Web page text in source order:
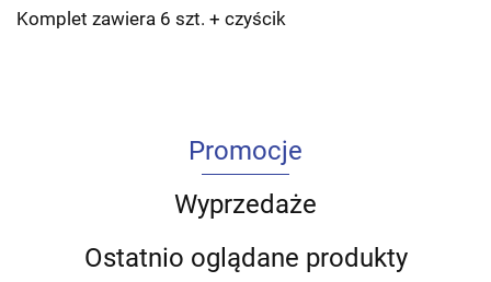
Komplet zawiera 6 szt. + czyścik
Promocje
Wyprzedaże
Ostatnio oglądane produkty